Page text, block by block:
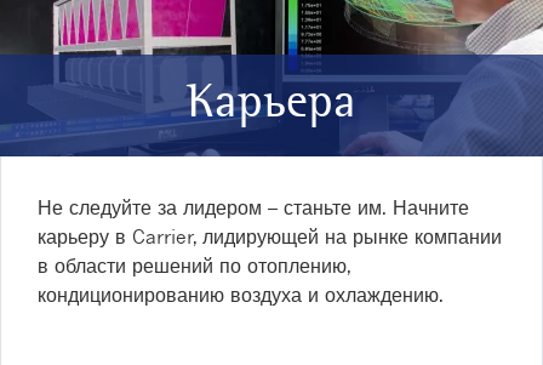
Карьера
Не следуйте за лидером – станьте им. Начните
карьеру в Carrier, лидирующей на рынке компании
в области решений по отоплению,
кондиционированию воздуха и охлаждению.